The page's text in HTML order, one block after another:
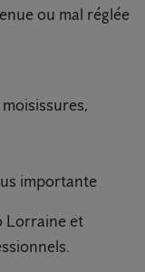
ou mal réglée
importante
Lorraine et